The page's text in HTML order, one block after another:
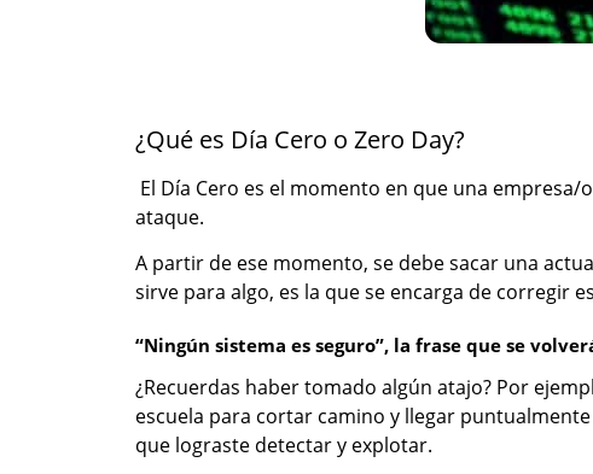
¿Qué es Día Cero o Zero Day?
El Día Cero es el momento en que una
ataque.
A partir de ese momento, se debe sacar una
sirve para algo, es la que se encarga de corregir
“Ningún sistema es seguro”, la frase que se
¿Recuerdas haber tomado algún atajo? Por
escuela para cortar camino y llegar
que lograste detectar y explotar.